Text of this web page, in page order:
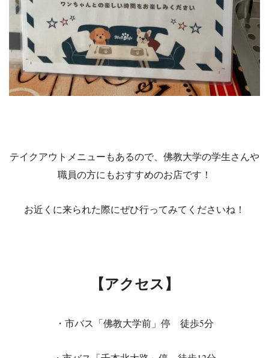
テイクアウトメニューもあるので、佛教大学の学生さんや
職員の方にもおすすめのお店です！
お近くに来られた際にぜひ行ってみてくださいね！
【アクセス】
・市バス「佛教大学前」停 徒歩5分